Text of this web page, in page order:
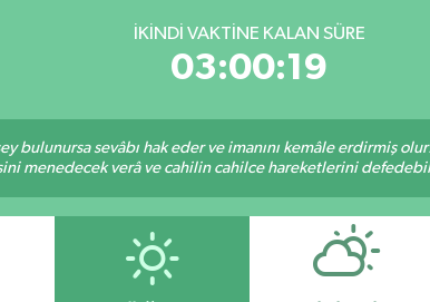
İKINDI VAKTINE KALAN SÜRE
03:00:18
bulunursa sevâbı hak eder ve imanını kemâle erdirmiş
menedecek verâ ve cahilin cahilce hareketlerini